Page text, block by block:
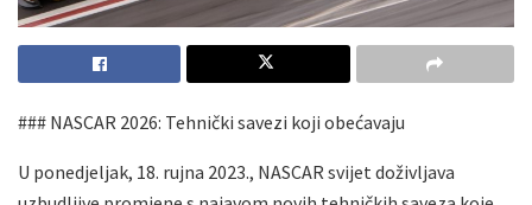
### NASCAR 2026: Tehnički savezi koji obećavaju
U ponedjeljak, 18. rujna 2023., NASCAR svijet doživljava